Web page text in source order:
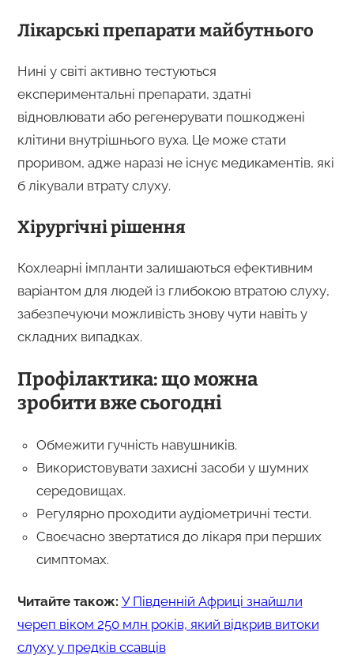
Лікарські препарати майбутнього
Нині у світі активно тестуються
експериментальні препарати, здатні
відновлювати або регенерувати пошкоджені
клітини внутрішнього вуха. Це може стати
проривом, адже наразі не існує медикаментів, які
б лікували втрату слуху.
Хірургічні рішення
Кохлеарні імпланти залишаються ефективним
варіантом для людей із глибокою втратою слуху,
забезпечуючи можливість знову чути навіть у
складних випадках.
Профілактика: що можна
зробити вже сьогодні
Обмежити гучність навушників.
Використовувати захисні засоби у шумних
середовищах.
Регулярно проходити аудіометричні тести.
Своєчасно звертатися до лікаря при перших
симптомах.
Читайте також: У Південній Африці знайшли
череп віком 250 млн років, який відкрив витоки
слуху у предків ссавців